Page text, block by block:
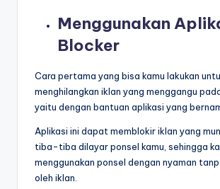
Menggunakan
Blocker
Cara pertama yang bisa kamu lakukan
menghilangkan iklan yang menggangu
yaitu dengan bantuan aplikasi yang
Aplikasi ini dapat memblokir iklan yang
tiba-tiba dilayar ponsel kamu, sehingga
menggunakan ponsel dengan nyaman
oleh iklan.